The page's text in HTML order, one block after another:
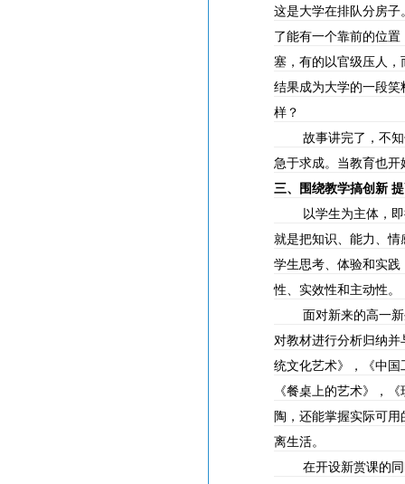
这是大学在排队分房
了能有一个靠前的位
塞，有的以官级压人，
结果成为大学的一段笑
样？
故事讲完了，不
急于求成。当教育也开
三、围绕教学搞创新
以学生为主体，
就是把知识、能力、情
学生思考、体验和实
性、实效性和主动性。
面对新来的高一
对教材进行分析归纳
统文化艺术》，《中
《餐桌上的艺术》，
陶，还能掌握实际可
离生活。
在开设新赏课的